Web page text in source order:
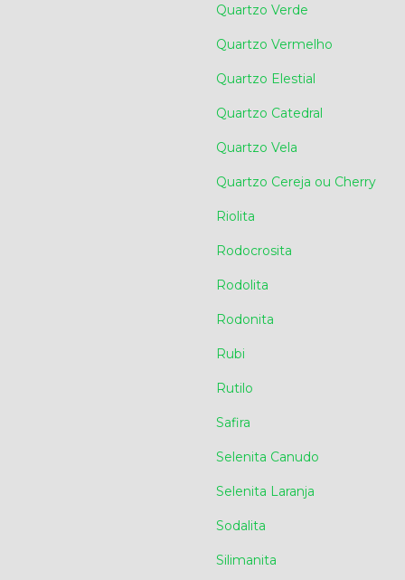
Quartzo Verde
Quartzo Vermelho
Quartzo Elestial
Quartzo Catedral
Quartzo Vela
Quartzo Cereja ou Cherry
Riolita
Rodocrosita
Rodolita
Rodonita
Rubi
Rutilo
Safira
Selenita Canudo
Selenita Laranja
Sodalita
Silimanita